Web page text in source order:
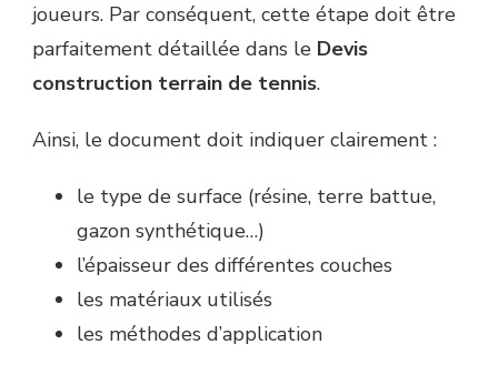
joueurs. Par conséquent, cette étape doit être
parfaitement détaillée dans le Devis
construction terrain de tennis.
Ainsi, le document doit indiquer clairement :
le type de surface (résine, terre battue,
gazon synthétique…)
l’épaisseur des différentes couches
les matériaux utilisés
les méthodes d’application